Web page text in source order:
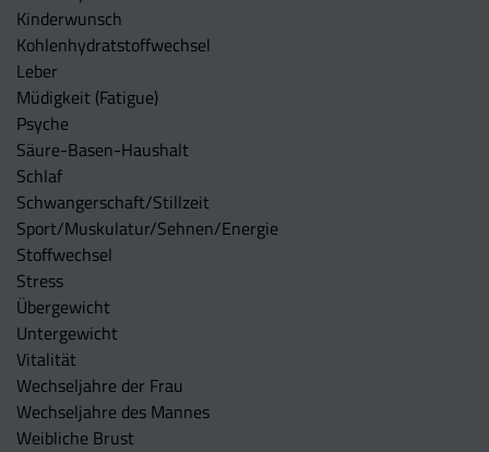
Kinderwunsch
Kohlenhydratstoffwechsel
Leber
Müdigkeit (Fatigue)
Psyche
Säure-Basen-Haushalt
Schlaf
Schwangerschaft/Stillzeit
Sport/Muskulatur/Sehnen/Energie
Stoffwechsel
Stress
Übergewicht
Untergewicht
Vitalität
Wechseljahre der Frau
Wechseljahre des Mannes
Weibliche Brust